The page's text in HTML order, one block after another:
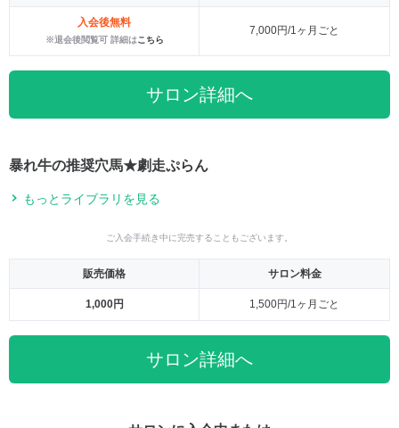
入会後無料
※退会後閲覧可 詳細はこちら
7,000円/1ヶ月ごと
サロン詳細へ
暴れ牛の推奨穴馬★劇走ぷらん
もっとライブラリを見る
ご入会手続き中に完売することもございます。
販売価格 サロン料金
1,000円 1,500円/1ヶ月ごと
サロン詳細へ